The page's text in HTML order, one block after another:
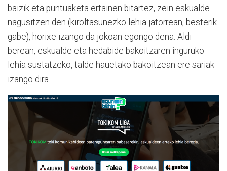
baizik eta puntuaketa ertainen bitartez, zein eskualde
nagusitzen den (kiroltasunezko lehia jatorrean, besterik
gabe), horixe izango da jokoan egongo dena. Aldi
berean, eskualde eta hedabide bakoitzaren inguruko
lehia sustatzeko, talde hauetako bakoitzean ere sariak
izango dira.